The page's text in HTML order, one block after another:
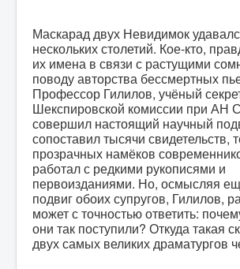
Маскарад двух Невидимок
нескольких столетий. Кое-кто,
их имена в связи с растущими
поводу авторства бессмертных
Профессор Гилилов, учёный
Шекспировской комиссии при АН
совершил настоящий научный
сопоставил тысячи свидетельств,
прозрачных намёков
работал с редкими рукописями и
первоизданиями. Но, осмысляя
подвиг обоих супругов, Гилилов,
может с точностью ответить:
они так поступили? Откуда такая
двух самых великих драматургов